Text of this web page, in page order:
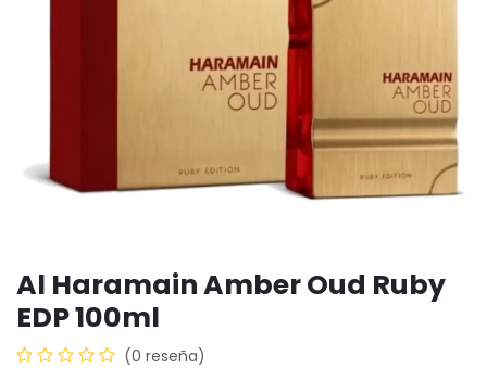
Al Haramain Amber Oud Ruby
EDP 100ml
(0 reseña)